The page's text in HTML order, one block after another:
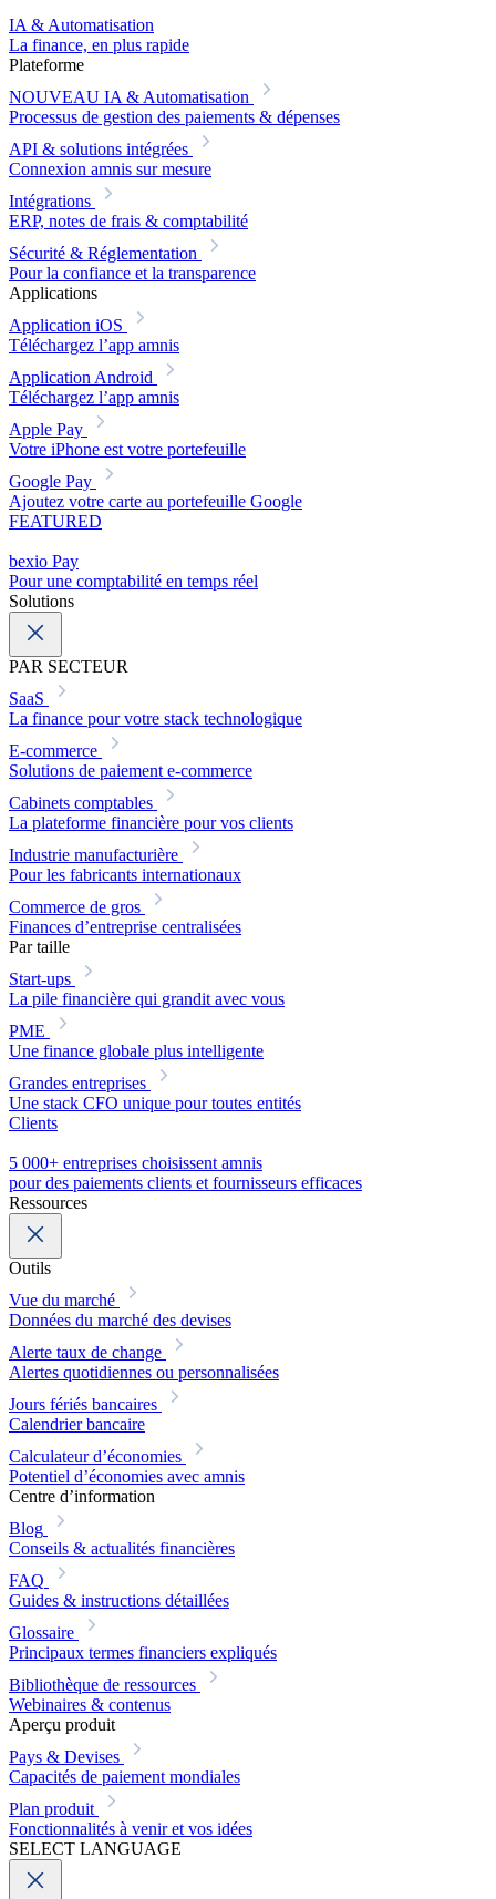
IA & Automatisation
La finance, en plus rapide
Plateforme
NOUVEAU IA & Automatisation
Processus de gestion des paiements & dépenses
API & solutions intégrées
Connexion amnis sur mesure
Intégrations
ERP, notes de frais & comptabilité
Sécurité & Réglementation
Pour la confiance et la transparence
Applications
Application iOS
Téléchargez l’app amnis
Application Android
Téléchargez l’app amnis
Apple Pay
Votre iPhone est votre portefeuille
Google Pay
Ajoutez votre carte au portefeuille Google
FEATURED
bexio Pay
Pour une comptabilité en temps réel
Solutions
PAR SECTEUR
SaaS
La finance pour votre stack technologique
E-commerce
Solutions de paiement e-commerce
Cabinets comptables
La plateforme financière pour vos clients
Industrie manufacturière
Pour les fabricants internationaux
Commerce de gros
Finances d’entreprise centralisées
Par taille
Start-ups
La pile financière qui grandit avec vous
PME
Une finance globale plus intelligente
Grandes entreprises
Une stack CFO unique pour toutes entités
Clients
5 000+ entreprises choisissent amnis
pour des paiements clients et fournisseurs efficaces
Ressources
Outils
Vue du marché
Données du marché des devises
Alerte taux de change
Alertes quotidiennes ou personnalisées
Jours fériés bancaires
Calendrier bancaire
Calculateur d’économies
Potentiel d’économies avec amnis
Centre d’information
Blog
Conseils & actualités financières
FAQ
Guides & instructions détaillées
Glossaire
Principaux termes financiers expliqués
Bibliothèque de ressources
Webinaires & contenus
Aperçu produit
Pays & Devises
Capacités de paiement mondiales
Plan produit
Fonctionnalités à venir et vos idées
SELECT LANGUAGE